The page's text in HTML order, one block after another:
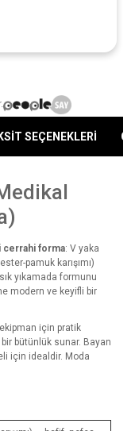
SEÇENEKLERİ
cerrahi forma: V yaka
pamuk karışımı)
yıkamada formunu
modern ve keyifli bir
için pratik
bütünlük sunar. Bayan
için idealdir. Moda